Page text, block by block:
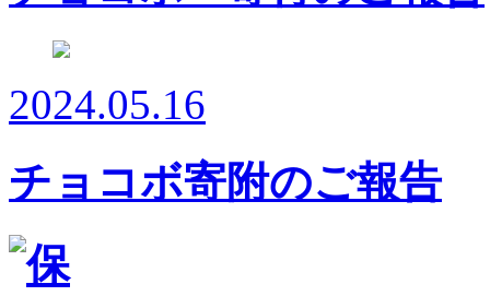
2024.05.16
チョコボ寄附のご報告